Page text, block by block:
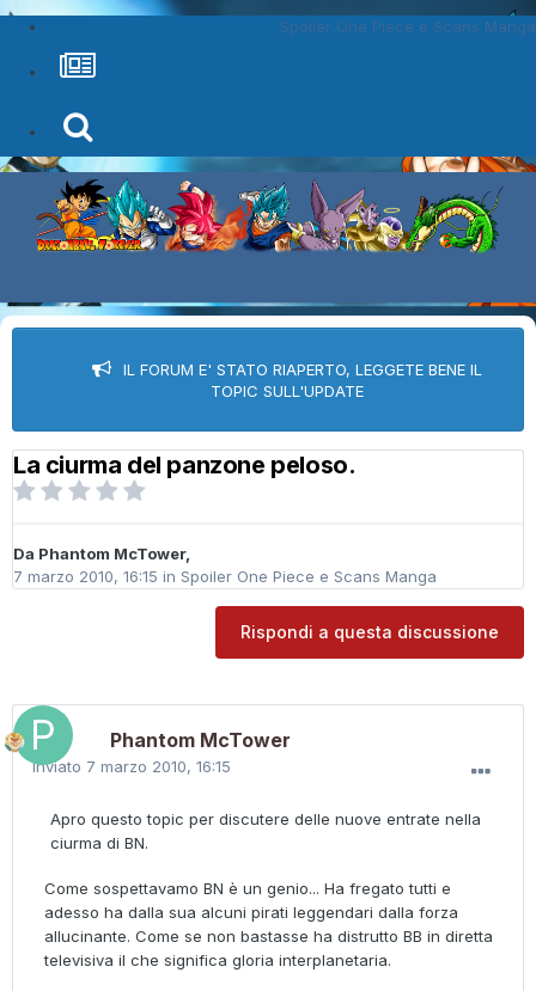
Spoiler One Piece e Scans Manga
IL FORUM E' STATO RIAPERTO, LEGGETE BENE IL
TOPIC SULL'UPDATE
La ciurma del panzone peloso.
Da Phantom McTower,
7 marzo 2010, 16:15 in Spoiler One Piece e Scans Manga
Rispondi a questa discussione
Phantom McTower
Inviato 7 marzo 2010, 16:15
Apro questo topic per discutere delle nuove entrate nella
ciurma di BN.
Come sospettavamo BN è un genio... Ha fregato tutti e
adesso ha dalla sua alcuni pirati leggendari dalla forza
allucinante. Come se non bastasse ha distrutto BB in diretta
televisiva il che significa gloria interplanetaria.